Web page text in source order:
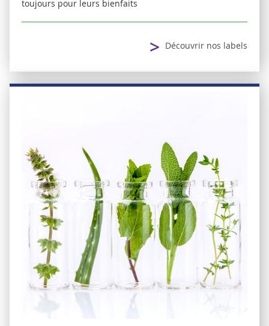
toujours pour leurs bienfaits
> Découvrir nos labels